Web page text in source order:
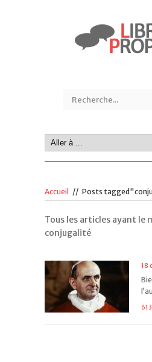
Accueil // Posts
Tous les articles ayant le
conjugalité
18